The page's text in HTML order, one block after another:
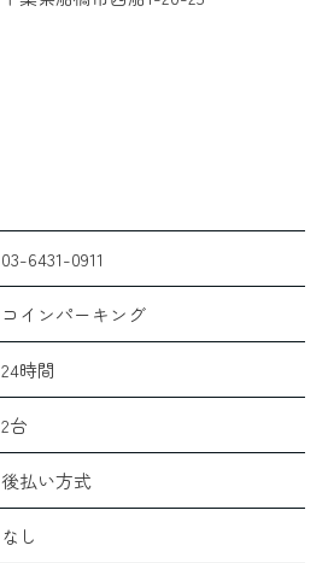
03-6431-0911
コインパーキング
24時間
2台
後払い方式
なし